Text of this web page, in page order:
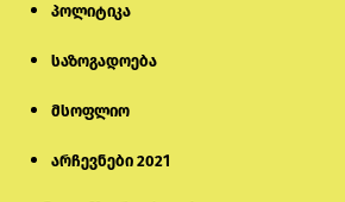
პოლიტიკა
საზოგადოება
მსოფლიო
არჩევნები 2021